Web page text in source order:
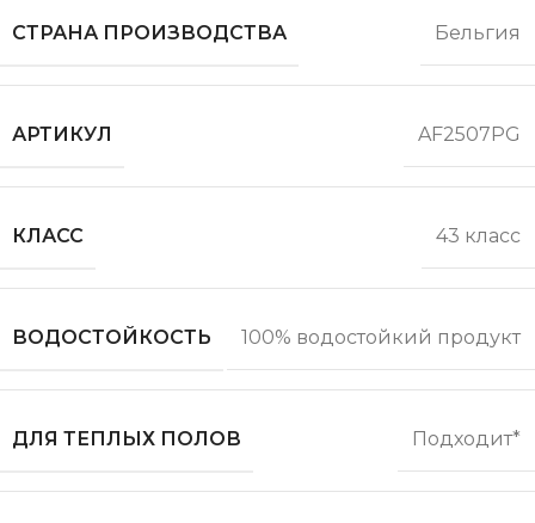
СТРАНА ПРОИЗВОДСТВА Бельгия
АРТИКУЛ AF2507PG
КЛАСС 43 класс
ВОДОСТОЙКОСТЬ 100% водостойкий продукт
ДЛЯ ТЕПЛЫХ ПОЛОВ Подходит*